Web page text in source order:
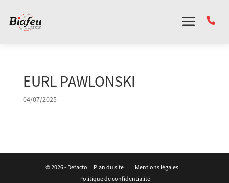
EURL PAWLONSKI
04/07/2025
© 2026 - Defacto Plan du site
Mentions légales
Politique de confidentialité